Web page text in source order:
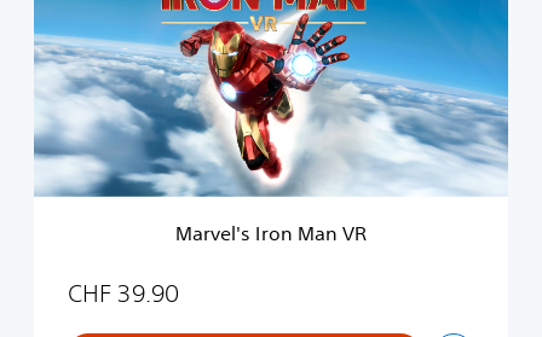
e
l
r
n
Marvel's Iron Man VR
CHF 39.90